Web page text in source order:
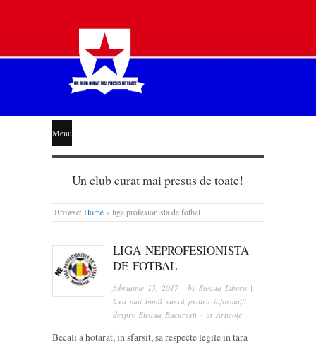
STEAUA
LIBERĂ
Menu
Un club curat mai presus de toate!
Browse: Home » liga profesionista de fotbal
LIGA NEPROFESIONISTA
DE FOTBAL
februarie 15, 2017 · bySteaua Libera |
Cea mai bună sursă pentru informații
despre Steaua București · inArticole
Becali a hotarat, in sfarsit, sa respecte legile in tara